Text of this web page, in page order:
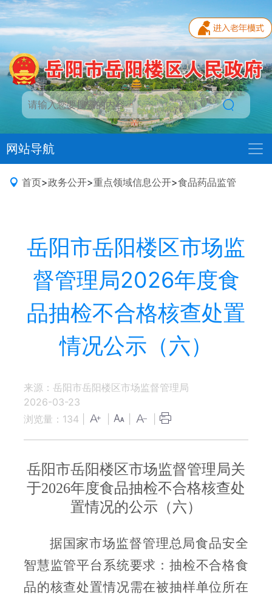
网站导航
首页>政务公开>重点领域信息公开>食品药品监管
岳阳市岳阳楼区市场监
督管理局2026年度食
品抽检不合格核查处置
情况公示（六）
来源：岳阳市岳阳楼区市场监督管理局
2026-03-23
浏览量： 134
岳阳市岳阳楼区市场监督管理局关
于2026年度食品抽检不合格核查处
置情况的公示（六）
据国家市场监督管理总局食品安全
智慧监管平台系统要求：抽检不合格食
品的核查处置情况需在被抽样单位所在